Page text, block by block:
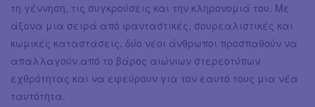
τη γέννηση, τις συγκρούσεις και την κληρονομιά του. Με
άξονα μια σειρά από φανταστικές, σουρεαλιστικές και
κωμικές καταστάσεις, δύο νέοι άνθρωποι προσπαθούν να
απαλλαγούν από το βάρος αιώνιων στερεοτύπων
εχθρότητας και να εφεύρουν για τον εαυτό τους μια νέα
ταυτότητα.